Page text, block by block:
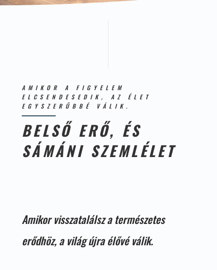
AMIKOR A FIGYELEM
ELCSENDESEDIK, AZ ÉLET
EGYSZERŰBBÉ VÁLIK.
BELSŐ ERŐ, ÉS
SÁMÁNI SZEMLÉLET
Amikor visszatalálsz a természetes
erődhöz, a világ újra élővé válik.